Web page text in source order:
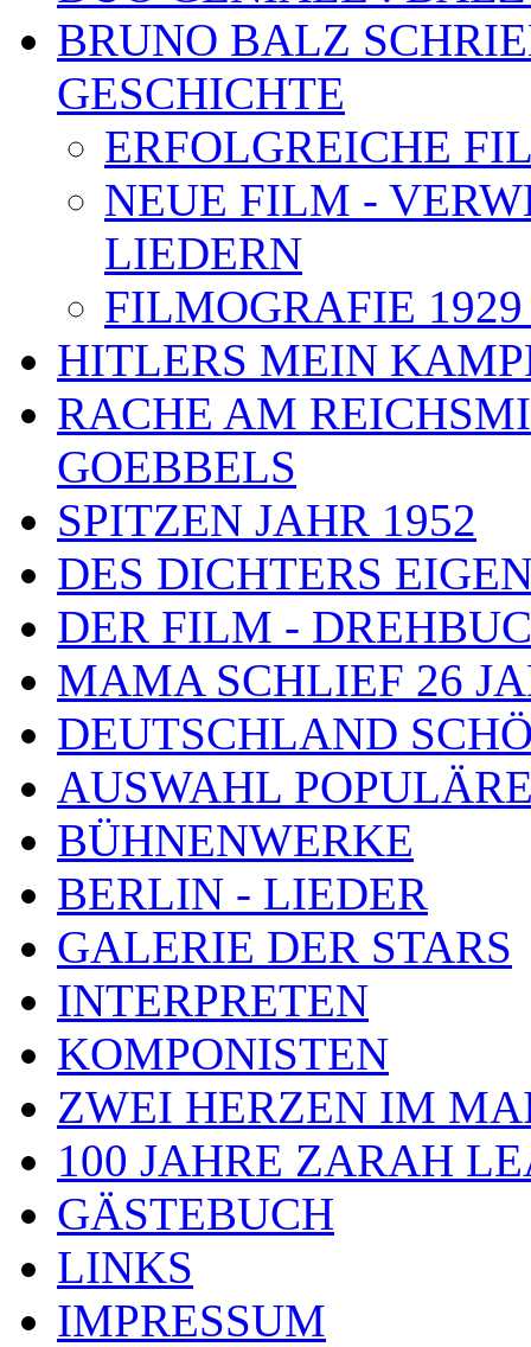
BRUNO BALZ
GESCHICHTE
ERFOLGREICHE
NEUE FILM -
LIEDERN
FILMOGRAFIE 1929
HITLERS MEIN
RACHE AM
GOEBBELS
SPITZEN JAHR 1952
DES DICHTERS
DER FILM -
MAMA SCHLIEF 26
DEUTSCHLAND
AUSWAHL
BÜHNENWERKE
BERLIN - LIEDER
GALERIE DER STARS
INTERPRETEN
KOMPONISTEN
ZWEI HERZEN IM
100 JAHRE ZARAH
GÄSTEBUCH
LINKS
IMPRESSUM